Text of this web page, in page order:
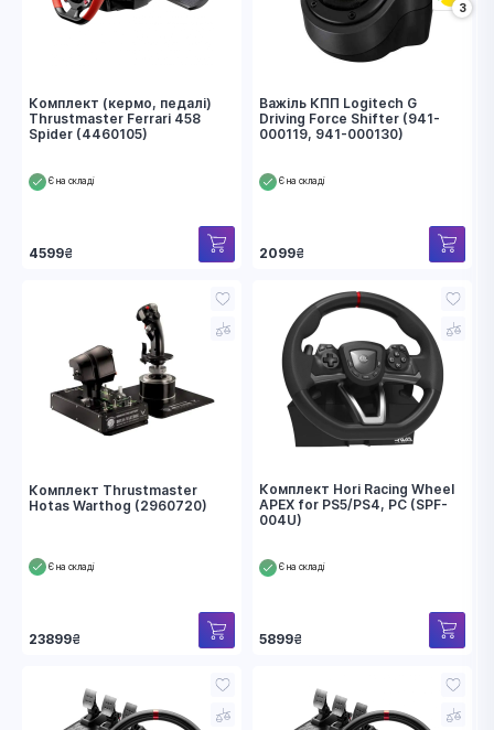
Комплект (кермо, педалі)
Thrustmaster Ferrari 458
Spider (4460105)
Є на складі
4599₴
3
Важіль КПП Logitech G
Driving Force Shifter (941-
000119, 941-000130)
Є на складі
2099₴
Комплект Thrustmaster
Hotas Warthog (2960720)
Є на складі
23899₴
Комплект Hori Racing Wheel
APEX for PS5/PS4, PC (SPF-
004U)
Є на складі
5899₴